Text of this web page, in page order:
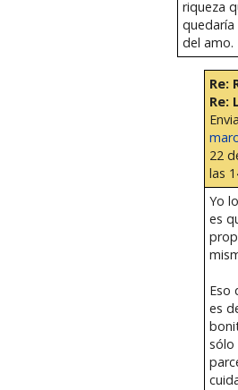
riqueza
quedaría
del amo.
Re:
Re:
22
las
Yo
es
Eso
es
sólo